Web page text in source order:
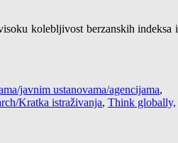
kolebljivost berzanskih indeksa i
javnim ustanovama/agencijama,
Kratka istraživanja, Think globally,